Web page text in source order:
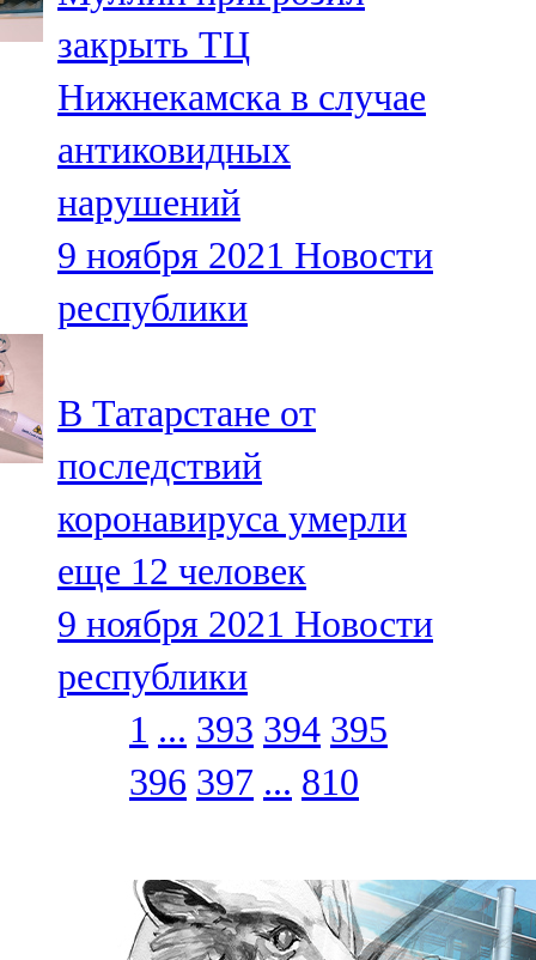
закрыть ТЦ
Нижнекамска в случае
антиковидных
нарушений
9 ноября 2021 Новости
республики
В Татарстане от
последствий
коронавируса умерли
еще 12 человек
9 ноября 2021 Новости
республики
1 ... 393 394 395
396 397 ... 810